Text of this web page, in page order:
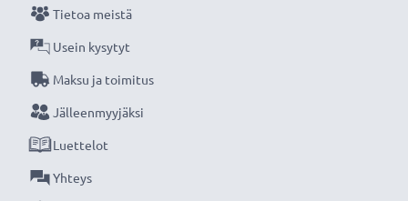
tehokkuuden varmistamiseksi. Tilaa nyt, 3 vuoden
takuu!
Tietoa meistä
Usein kysytyt
Maksu ja toimitus
Jälleenmyyjäksi
Luettelot
Yhteys